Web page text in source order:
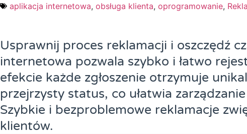
aplikacja internetowa, obsługa klienta, oprogramowanie,
Usprawnij proces reklamacji i oszczędź
internetowa pozwala szybko i łatwo
efekcie każde zgłoszenie otrzymuje
przejrzysty status, co ułatwia
Szybkie i bezproblemowe reklamacje
klientów.